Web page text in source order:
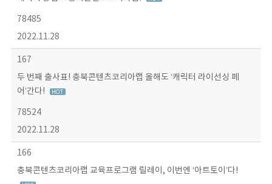
78485
2022.11.28
167
두 번째 출사표! 충북콘텐츠코리아랩 올해도 ‘캐릭터 라이선싱 페
어’간다!
78524
2022.11.28
166
충북콘텐츠코리아랩 교육프로그램 릴레이, 이번엔 ‘아트토이’다!